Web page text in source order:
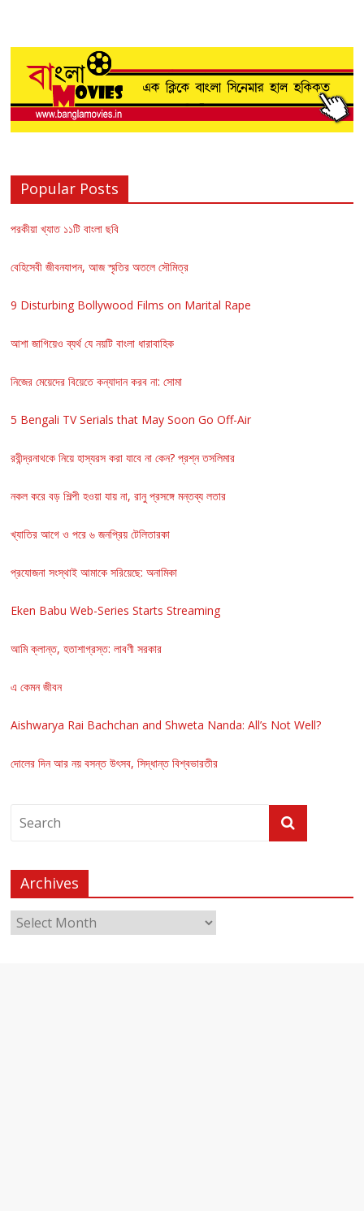
Popular Posts
পরকীয়া খ্যাত ১১টি বাংলা ছবি
বেহিসেবী জীবনযাপন, আজ স্মৃতির অতলে সৌমিত্র
9 Disturbing Bollywood Films on Marital Rape
আশা জাগিয়েও ব্যর্থ যে নয়টি বাংলা ধারাবাহিক
নিজের মেয়েদের বিয়েতে কন্যাদান করব না: সোমা
5 Bengali TV Serials that May Soon Go Off-Air
রবীন্দ্রনাথকে নিয়ে হাস্যরস করা যাবে না কেন? প্রশ্ন তসলিমার
নকল করে বড় শিল্পী হওয়া যায় না, রানু প্রসঙ্গে মন্তব্য লতার
খ্যাতির আগে ও পরে ৬ জনপ্রিয় টেলিতারকা
প্রযোজনা সংস্থাই আমাকে সরিয়েছে: অনামিকা
Eken Babu Web-Series Starts Streaming
আমি ক্লান্ত, হতাশাগ্রস্ত: লাবণী সরকার
এ কেমন জীবন
Aishwarya Rai Bachchan and Shweta Nanda: All’s Not Well?
দোলের দিন আর নয় বসন্ত উৎসব, সিদ্ধান্ত বিশ্বভারতীর
Archives